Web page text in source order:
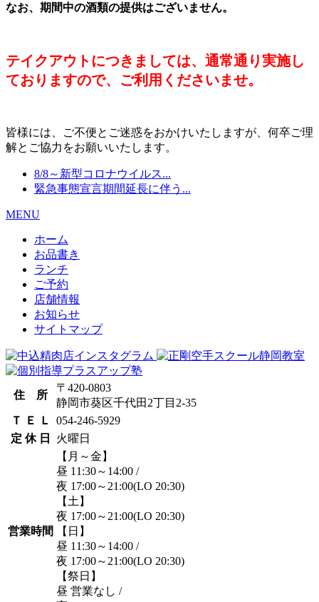
なお、期間中の酒類の提供はございません。
テイクアウトにつきましては、通常通り実施し
ておりますので、ご利用くださいませ。
皆様には、ご不便とご迷惑をおかけいたしますが、何卒ご理
解とご協力をお願いいたします。
8/8～新型コロナウイルス...
緊急事態宣言期間延長に伴う...
MENU
ホーム
お品書き
ランチ
ご予約
店舗情報
お知らせ
サイトマップ
住 所
〒420-0803
静岡市葵区千代田2丁目2-35
Ｔ Ｅ Ｌ
054-246-5929
定 休 日
火曜日
営業時間
【月～金】
昼 11:30～14:00 /
夜 17:00～21:00(LO 20:30)
【土】
夜 17:00～21:00(LO 20:30)
【日】
昼 11:30～14:00 /
夜 17:00～21:00(LO 20:30)
【祭日】
昼 営業なし /